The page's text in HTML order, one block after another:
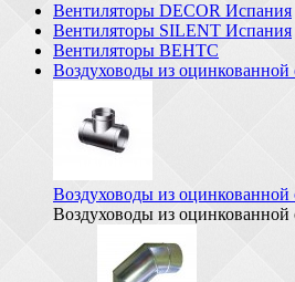
Вентиляторы DECOR Испания
Вентиляторы SILENT Испания
Вентиляторы ВЕНТС
Воздуховоды из оцинкованной
Воздуховоды из оцинкованной
Воздуховоды из оцинкованной